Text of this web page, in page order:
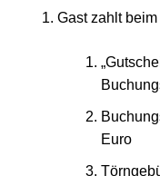
Gast zahlt
Euro